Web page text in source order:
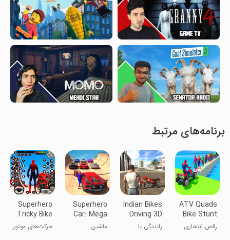
برنامه‌های مرتبط
ATV Quads
Bike Stunt
Racing 3D
رقص انتحاری
Indian Bikes
Driving 3D
رانندگی با
Superhero
Car: Mega
Ramp
ماشین
Superhero
Tricky Bike
Stunt
حرکت‌های موتور